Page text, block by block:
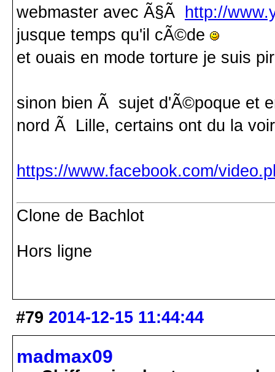
webmaster avec Ã§Ã
http://
jusque temps qu'il cÃ©de
et ouais en mode torture je suis
sinon bien Ã sujet d'Ã©poque et
nord Ã Lille, certains ont du la
https://www.facebook.com/
Clone de Bachlot
Hors ligne
#79 2014-12-15 11:44:44
madmax09